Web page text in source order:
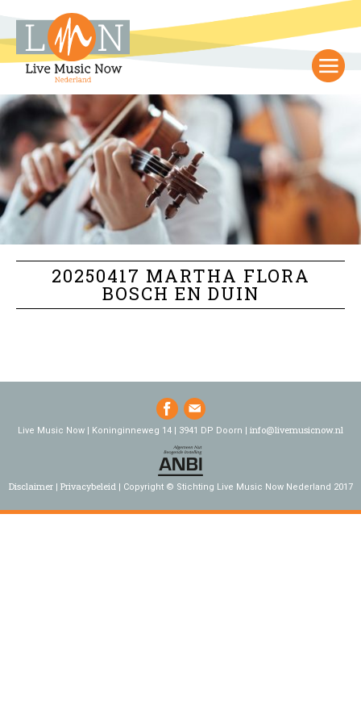
20250417 MARTHA FLORA
BOSCH EN DUIN
Live Music Now | Koninginneweg 14 | 3941 DP Doorn | info@livemusicnow.nl
Disclaimer Privacybeleid Copyright © Stichting Live Music Now Nederland 2017